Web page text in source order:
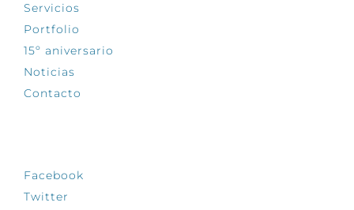
Servicios
Portfolio
15º aniversario
Noticias
Contacto
Facebook
Twitter